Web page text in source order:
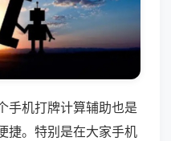
手机打牌计算辅助也是
捷。特别是在大家手机